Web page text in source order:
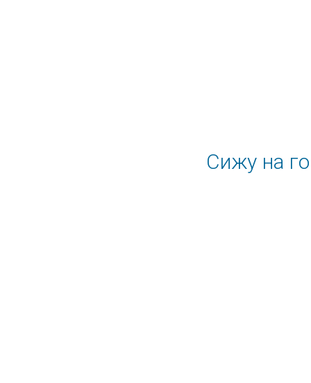
Сижу на